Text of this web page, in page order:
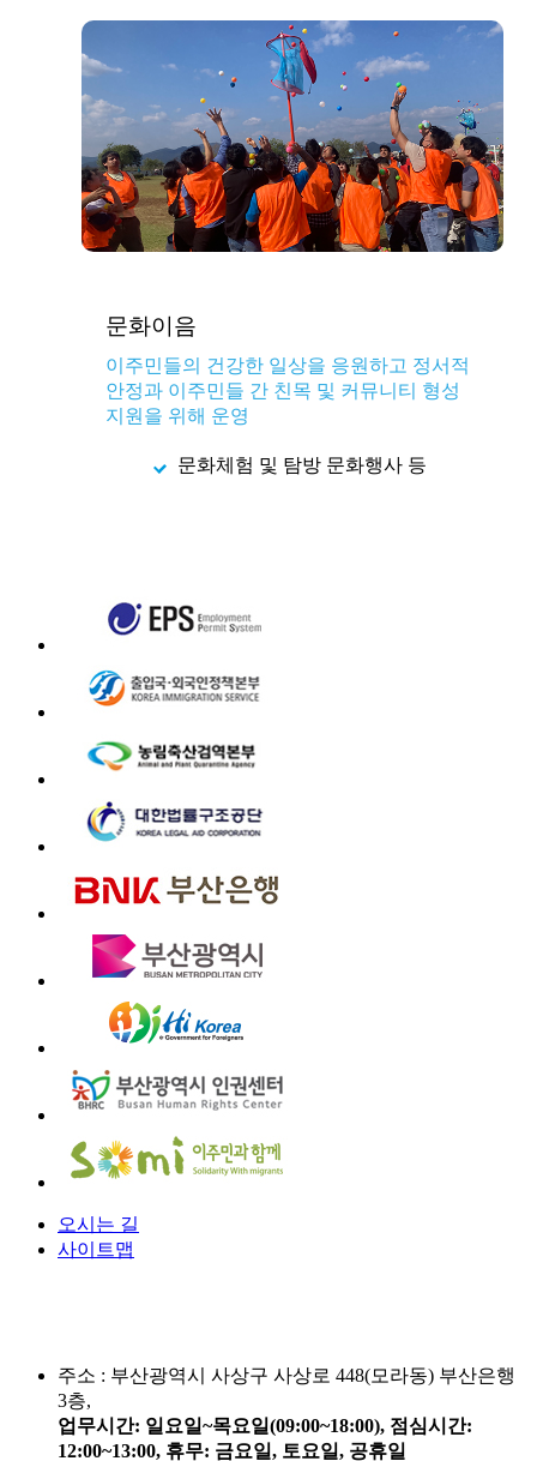
문화이음
이주민들의 건강한 일상을 응원하고 정서적
안정과 이주민들 간 친목 및 커뮤니티 형성
지원을 위해 운영
문화체험 및 탐방 문화행사 등
오시는 길
사이트맵
주소 : 부산광역시 사상구 사상로 448(모라동) 부산은행
3층,
업무시간: 일요일~목요일(09:00~18:00), 점심시간:
12:00~13:00, 휴무: 금요일, 토요일, 공휴일